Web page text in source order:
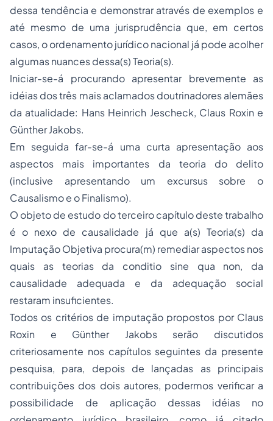
dessa tendência e demonstrar através de exemplos e
até mesmo de uma jurisprudência que, em certos
casos, o ordenamento jurídico nacional já pode acolher
algumas nuances dessa(s) Teoria(s).
Iniciar-se-á procurando apresentar brevemente as
idéias dos três mais aclamados doutrinadores alemães
da atualidade: Hans Heinrich Jescheck, Claus Roxin e
Günther Jakobs.
Em seguida far-se-á uma curta apresentação aos
aspectos mais importantes da teoria do delito
(inclusive apresentando um excursussobre o
Causalismo e o Finalismo).
O objeto de estudo do terceiro capítulo deste trabalho
é o nexo de causalidade já que a(s) Teoria(s) da
Imputação Objetiva procura(m) remediar aspectos nos
quais as teorias da conditio sine qua non, da
causalidade adequada e da adequação social
restaram insuficientes.
Todos os critérios de imputação propostos por Claus
Roxin e Günther Jakobs serão discutidos
criteriosamente nos capítulos seguintes da presente
pesquisa, para, depois de lançadas as principais
contribuições dos dois autores, podermos verificar a
possibilidade de aplicação dessas idéias no